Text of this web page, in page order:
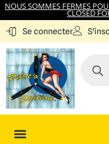
NOUS SOMMES FERMES
CLOSED
Se connecter